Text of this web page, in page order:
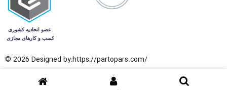
© 2026 Designed by:https://partopars.com/